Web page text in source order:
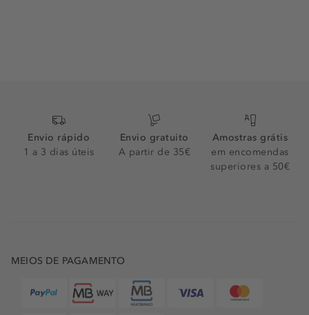
Envio rápido
1 a 3 dias úteis
Envio gratuito
A partir de 35€
Amostras grátis
em encomendas
superiores a 50€
MEIOS DE PAGAMENTO